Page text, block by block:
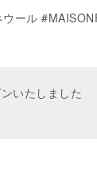
ール
いたしました